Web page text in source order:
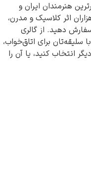
هنرمندان ایران و
اثر کلاسیک و مدرن،
دهید. از گالری
سلیقه‌تان برای اتاق‌خواب،
انتخاب کنید، یا آن را